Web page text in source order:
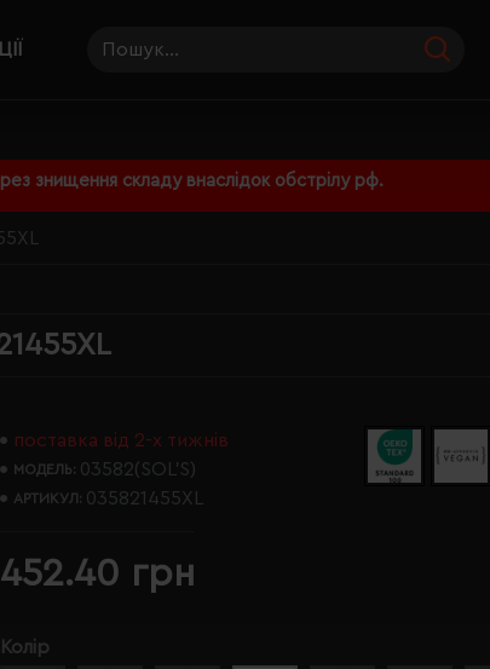
знищення складу внаслідок обстрілу рф.
поставка від 2-х тижнів
МОДЕЛЬ: 03582(SOL’S)
АРТИКУЛ: 035821455XL
452.40 грн
Колір